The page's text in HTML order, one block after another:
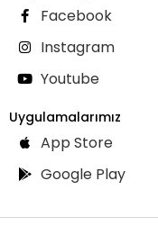
Facebook
Instagram
Youtube
Uygulamalarımız
App Store
Google Play